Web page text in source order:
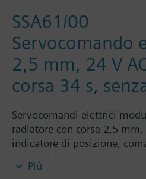
SSA61/00
Servocomando
2,5 mm, 24 V
corsa 34 s,
Servocomandi elettrici
radiatore con corsa 2,5
indicatore di posizione,
modelli) e contatti ausiliari
I servocomandi SSA... sono
Più